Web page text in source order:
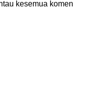
kesemua komen